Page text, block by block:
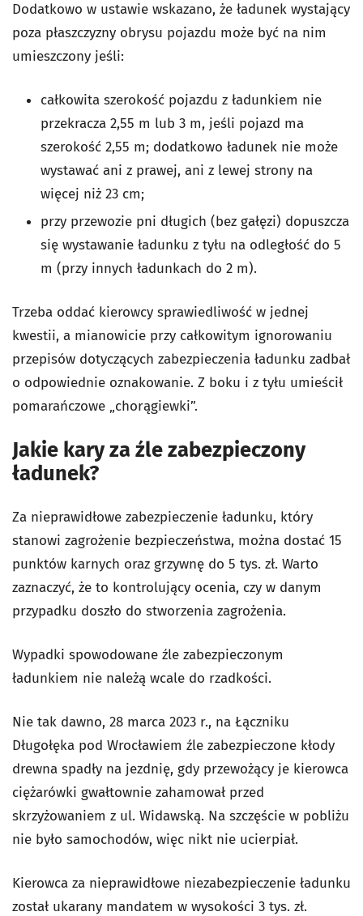
Dodatkowo w ustawie wskazano, że ładunek wystający
poza płaszczyzny obrysu pojazdu może być na nim
umieszczony jeśli:
całkowita szerokość pojazdu z ładunkiem nie
przekracza 2,55 m lub 3 m, jeśli pojazd ma
szerokość 2,55 m; dodatkowo ładunek nie może
wystawać ani z prawej, ani z lewej strony na
więcej niż 23 cm;
przy przewozie pni długich (bez gałęzi) dopuszcza
się wystawanie ładunku z tyłu na odległość do 5
m (przy innych ładunkach do 2 m).
Trzeba oddać kierowcy sprawiedliwość w jednej
kwestii, a mianowicie przy całkowitym ignorowaniu
przepisów dotyczących zabezpieczenia ładunku zadbał
o odpowiednie oznakowanie. Z boku i z tyłu umieścił
pomarańczowe „chorągiewki”.
Jakie kary za źle zabezpieczony
ładunek?
Za nieprawidłowe zabezpieczenie ładunku, który
stanowi zagrożenie bezpieczeństwa, można dostać 15
punktów karnych oraz grzywnę do 5 tys. zł. Warto
zaznaczyć, że to kontrolujący ocenia, czy w danym
przypadku doszło do stworzenia zagrożenia.
Wypadki spowodowane źle zabezpieczonym
ładunkiem nie należą wcale do rzadkości.
Nie tak dawno, 28 marca 2023 r., na Łączniku
Długołęka pod Wrocławiem źle zabezpieczone kłody
drewna spadły na jezdnię, gdy przewożący je kierowca
ciężarówki gwałtownie zahamował przed
skrzyżowaniem z ul. Widawską. Na szczęście w pobliżu
nie było samochodów, więc nikt nie ucierpiał.
Kierowca za nieprawidłowe niezabezpieczenie ładunku
został ukarany mandatem w wysokości 3 tys. zł.